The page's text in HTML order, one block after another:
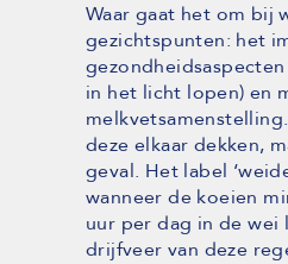
Waar gaat het om bij
gezichtspunten: het
in het licht lopen) en
deze elkaar dekken,
geval. Het label
wanneer de koeien
uur per dag in de
drijfveer van deze